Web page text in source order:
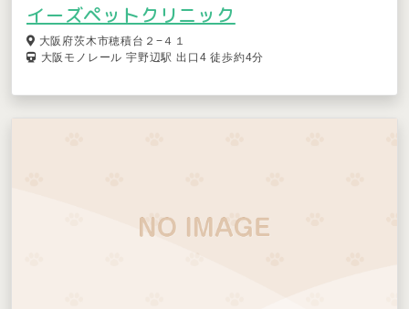
イーズペットクリニック
大阪府茨木市穂積台２−４１
大阪モノレール 宇野辺駅 出口4 徒歩約4分